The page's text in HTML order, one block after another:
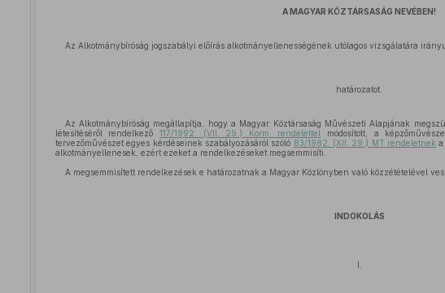
A MAGYAR KÖZTÁRSASÁG NEVÉBEN!
Az Alkotmánybíróság jogszabályi előírás alkotmányellenességének utólagos vizsgálatára
határozatot.
Az Alkotmánybíróság megállapítja, hogy a Magyar Köztársaság Művészeti Alapjának
létesítéséről rendelkező 117/1992. (VII. 29.) Korm. rendelettel
módosított, a
tervezőművészet egyes kérdéseinek szabályozásáról szóló 83/1982. (XII. 29.) MT rendeletnek a
alkotmányellenesek, ezért ezeket a rendelkezéseket megsemmisíti.
A megsemmisített rendelkezések e határozatnak a Magyar Közlönyben való közzétételével
INDOKOLÁS
I.